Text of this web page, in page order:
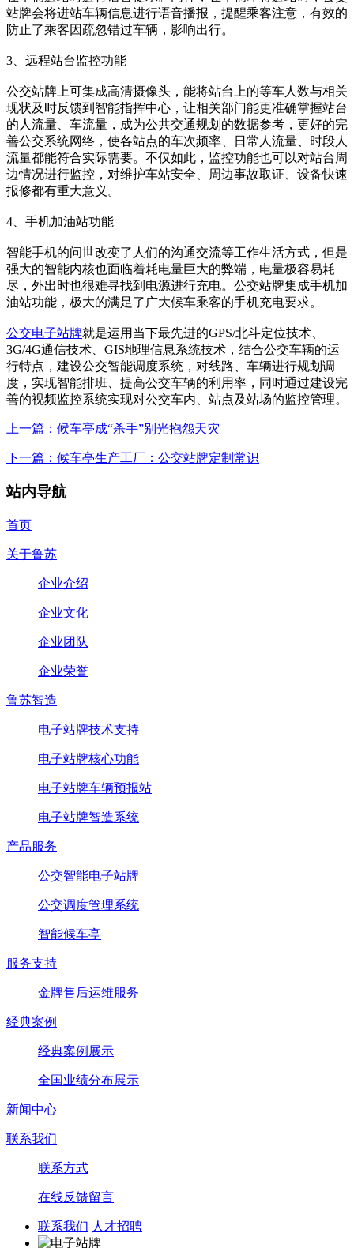
站牌会将进站车辆信息进行语音播报，提醒乘客注意，有效的
防止了乘客因疏忽错过车辆，影响出行。
3、远程站台监控功能
公交站牌上可集成高清摄像头，能将站台上的等车人数与相关
现状及时反馈到智能指挥中心，让相关部门能更准确掌握站台
的人流量、车流量，成为公共交通规划的数据参考，更好的完
善公交系统网络，使各站点的车次频率、日常人流量、时段人
流量都能符合实际需要。不仅如此，监控功能也可以对站台周
边情况进行监控，对维护车站安全、周边事故取证、设备快速
报修都有重大意义。
4、手机加油站功能
智能手机的问世改变了人们的沟通交流等工作生活方式，但是
强大的智能内核也面临着耗电量巨大的弊端，电量极容易耗
尽，外出时也很难寻找到电源进行充电。公交站牌集成手机加
油站功能，极大的满足了广大候车乘客的手机充电要求。
公交电子站牌就是运用当下最先进的GPS/北斗定位技术、
3G/4G通信技术、GIS地理信息系统技术，结合公交车辆的运
行特点，建设公交智能调度系统，对线路、车辆进行规划调
度，实现智能排班、提高公交车辆的利用率，同时通过建设完
善的视频监控系统实现对公交车内、站点及站场的监控管理。
上一篇：候车亭成“杀手”别光抱怨天灾
下一篇：候车亭生产工厂：公交站牌定制常识
站内导航
首页
关于鲁苏
企业介绍
企业文化
企业团队
企业荣誉
鲁苏智造
电子站牌技术支持
电子站牌核心功能
电子站牌车辆预报站
电子站牌智造系统
产品服务
公交智能电子站牌
公交调度管理系统
智能候车亭
服务支持
金牌售后运维服务
经典案例
经典案例展示
全国业绩分布展示
新闻中心
联系我们
联系方式
在线反馈留言
联系我们 人才招聘